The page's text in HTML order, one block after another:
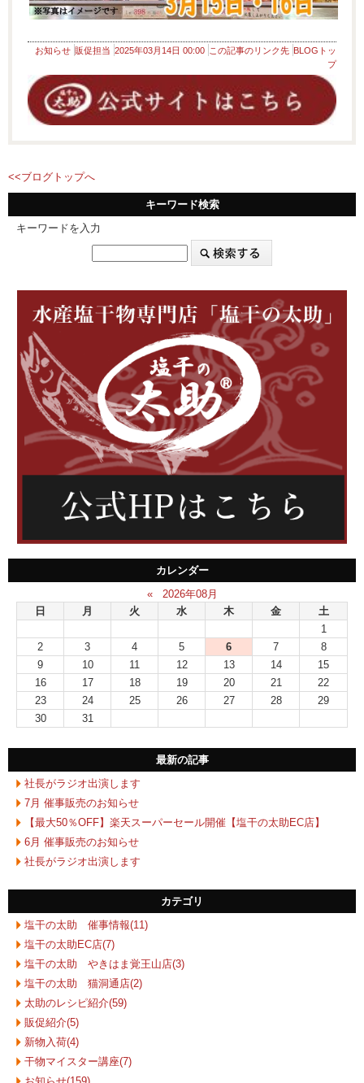
お知らせ 販促担当 2025年03月14日 00:00 この記事のリンク先 BLOGトッ
プ
<<ブログトップへ
キーワード検索
キーワードを入力
カレンダー
«
2026年08月
日
月 火 水 木 金
土
1
2
3 4 5 6 7
8
9
10 11 12 13 14
15
16
17 18 19 20 21
22
23
24 25 26 27 28
29
30
31
最新の記事
社長がラジオ出演します
7月 催事販売のお知らせ
【最大50％OFF】楽天スーパーセール開催【塩干の太助EC店】
6月 催事販売のお知らせ
社長がラジオ出演します
カテゴリ
塩干の太助 催事情報(11)
塩干の太助EC店(7)
塩干の太助 やきはま覚王山店(3)
塩干の太助 猫洞通店(2)
太助のレシピ紹介(59)
販促紹介(5)
新物入荷(4)
干物マイスター講座(7)